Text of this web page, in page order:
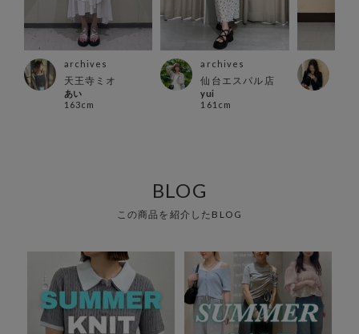
archives
天王寺ミオ
あい
163cm
archives
仙台エスパル店
yui
161cm
BLOG
この商品を紹介したBLOG